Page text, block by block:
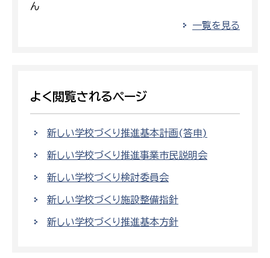
ん
一覧を見る
よく閲覧されるページ
新しい学校づくり推進基本計画(答申)
新しい学校づくり推進事業市民説明会
新しい学校づくり検討委員会
新しい学校づくり施設整備指針
新しい学校づくり推進基本方針